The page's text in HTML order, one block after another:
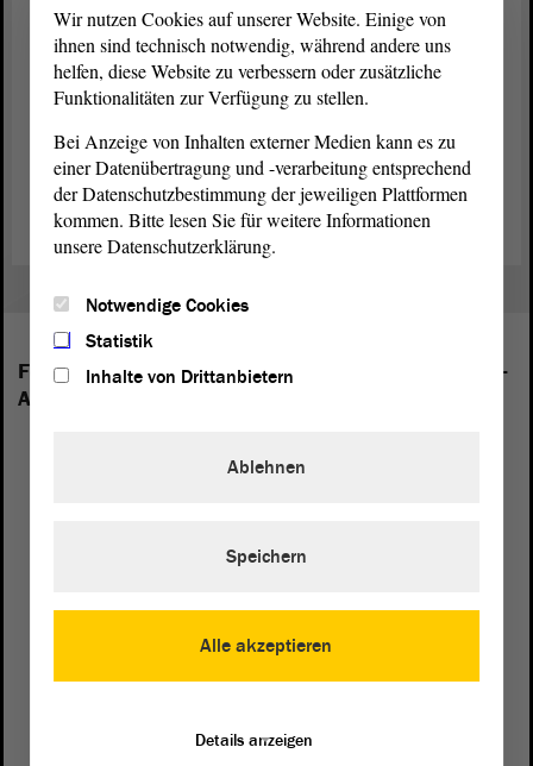
Danke schön.
Zurück zur Landtagssitzung
Folgende Fraktionen sind im Landtag von Sachsen-
Anhalt vertreten:
Wir nutzen Cookies auf unserer Website. Einige von
ihnen sind technisch notwendig, während andere uns
helfen, diese Website zu verbessern oder zusätzliche
Funktionalitäten zur Verfügung zu stellen.
Bei Anzeige von Inhalten externer Medien kann es zu
einer Datenübertragung und -verarbeitung entsprechend
der Datenschutzbestimmung der jeweiligen Plattformen
kommen. Bitte lesen Sie für weitere Informationen
unsere Datenschutzerklärung.
Notwendige Cookies
Statistik
Inhalte von Drittanbietern
Alle akzeptieren
Ablehnen
Speichern
Details anzeigen